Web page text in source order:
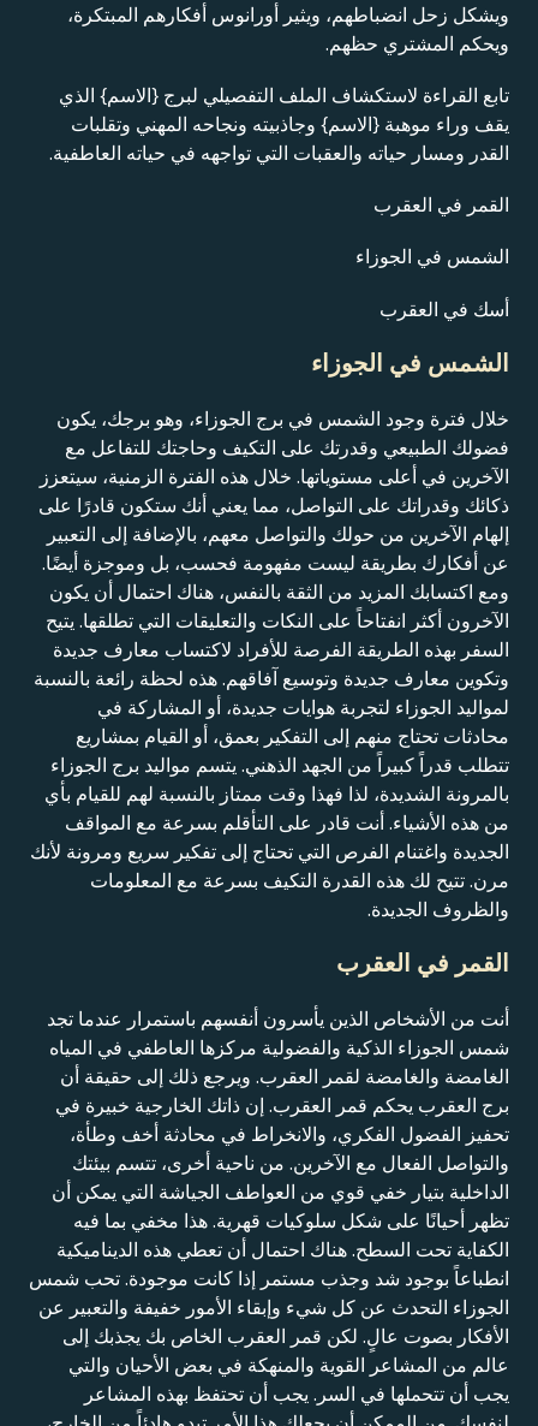
ويشكل زحل انضباطهم، ويثير أورانوس أفكارهم المبتكرة،
ويحكم المشتري حظهم.
تابع القراءة لاستكشاف الملف التفصيلي لبرج {الاسم} الذي
يقف وراء موهبة {الاسم} وجاذبيته ونجاحه المهني وتقلبات
القدر ومسار حياته والعقبات التي تواجهه في حياته العاطفية.
القمر في العقرب
الشمس في الجوزاء
أسك في العقرب
الشمس في الجوزاء
خلال فترة وجود الشمس في برج الجوزاء، وهو برجك، يكون
فضولك الطبيعي وقدرتك على التكيف وحاجتك للتفاعل مع
الآخرين في أعلى مستوياتها. خلال هذه الفترة الزمنية، سيتعزز
ذكائك وقدراتك على التواصل، مما يعني أنك ستكون قادرًا على
إلهام الآخرين من حولك والتواصل معهم، بالإضافة إلى التعبير
عن أفكارك بطريقة ليست مفهومة فحسب، بل وموجزة أيضًا.
ومع اكتسابك المزيد من الثقة بالنفس، هناك احتمال أن يكون
الآخرون أكثر انفتاحاً على النكات والتعليقات التي تطلقها. يتيح
السفر بهذه الطريقة الفرصة للأفراد لاكتساب معارف جديدة
وتكوين معارف جديدة وتوسيع آفاقهم. هذه لحظة رائعة بالنسبة
لمواليد الجوزاء لتجربة هوايات جديدة، أو المشاركة في
محادثات تحتاج منهم إلى التفكير بعمق، أو القيام بمشاريع
تتطلب قدراً كبيراً من الجهد الذهني. يتسم مواليد برج الجوزاء
بالمرونة الشديدة، لذا فهذا وقت ممتاز بالنسبة لهم للقيام بأي
من هذه الأشياء. أنت قادر على التأقلم بسرعة مع المواقف
الجديدة واغتنام الفرص التي تحتاج إلى تفكير سريع ومرونة لأنك
مرن. تتيح لك هذه القدرة التكيف بسرعة مع المعلومات
والظروف الجديدة.
القمر في العقرب
أنت من الأشخاص الذين يأسرون أنفسهم باستمرار عندما تجد
شمس الجوزاء الذكية والفضولية مركزها العاطفي في المياه
الغامضة والغامضة لقمر العقرب. ويرجع ذلك إلى حقيقة أن
برج العقرب يحكم قمر العقرب. إن ذاتك الخارجية خبيرة في
تحفيز الفضول الفكري، والانخراط في محادثة أخف وطأة،
والتواصل الفعال مع الآخرين. من ناحية أخرى، تتسم بيئتك
الداخلية بتيار خفي قوي من العواطف الجياشة التي يمكن أن
تظهر أحيانًا على شكل سلوكيات قهرية. هذا مخفي بما فيه
الكفاية تحت السطح. هناك احتمال أن تعطي هذه الديناميكية
انطباعاً بوجود شد وجذب مستمر إذا كانت موجودة. تحب شمس
الجوزاء التحدث عن كل شيء وإبقاء الأمور خفيفة والتعبير عن
الأفكار بصوت عالٍ. لكن قمر العقرب الخاص بك يجذبك إلى
عالم من المشاعر القوية والمنهكة في بعض الأحيان والتي
يجب أن تتحملها في السر. يجب أن تحتفظ بهذه المشاعر